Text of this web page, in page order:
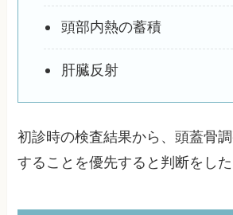
頭部内熱の蓄積
肝臓反射
初診時の検査結果から、頭蓋骨
することを優先すると判断をした